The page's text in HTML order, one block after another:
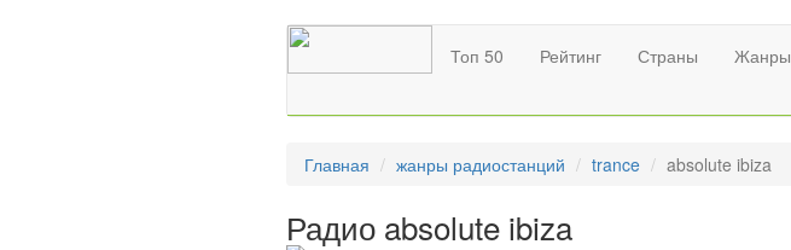
Топ 50 Рейтинг Страны Жанры
Главная жанры радиостанций trance absolute ibiza
Радио absolute ibiza